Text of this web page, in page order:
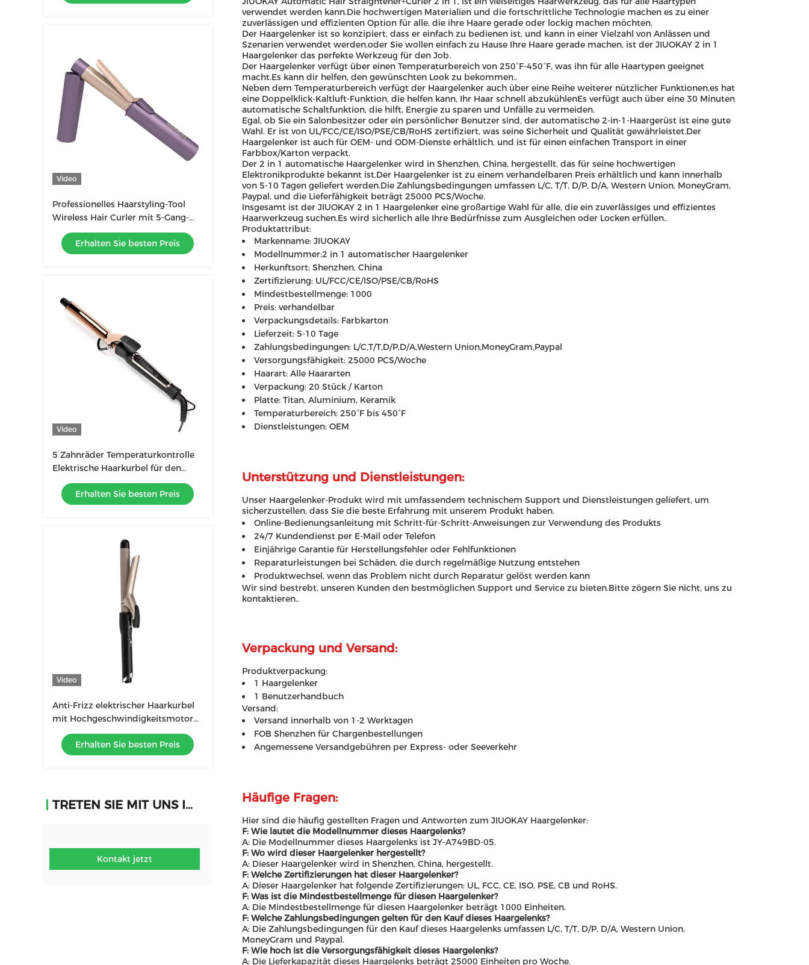
Video
Professionelles Haarstyling-Tool
Wireless Hair Curler mit 5-Gang-
Temperaturregelung
Erhalten Sie besten Preis
Video
5 Zahnräder Temperaturkontrolle
Elektrische Haarkurbel für den
Salon Stil Ernährtes Haar in
kürzester Zeit
Erhalten Sie besten Preis
Video
Anti-Frizz elektrischer Haarkurbel
mit Hochgeschwindigkeitsmotor
und Negativ-Ionen-Technologie
Erhalten Sie besten Preis
TRETEN SIE MIT UNS IN VERBINDUNG
Kontakt jetzt
verwendet werden kann.Die hochwertigen Materialien und die fortschrittliche Technologie machen es zu einer
zuverlässigen und effizienten Option für alle, die ihre Haare gerade oder lockig machen möchten.
Der Haargelenker ist so konzipiert, dass er einfach zu bedienen ist, und kann in einer Vielzahl von Anlässen und
Szenarien verwendet werden.oder Sie wollen einfach zu Hause Ihre Haare gerade machen, ist der JIUOKAY 2 in 1
Haargelenker das perfekte Werkzeug für den Job.
Der Haargelenker verfügt über einen Temperaturbereich von 250°F-450°F, was ihn für alle Haartypen geeignet
macht.Es kann dir helfen, den gewünschten Look zu bekommen..
Neben dem Temperaturbereich verfügt der Haargelenker auch über eine Reihe weiterer nützlicher Funktionen.es hat
eine Doppelklick-Kaltluft-Funktion, die helfen kann, Ihr Haar schnell abzukühlenEs verfügt auch über eine 30 Minuten
automatische Schaltfunktion, die hilft, Energie zu sparen und Unfälle zu vermeiden.
Egal, ob Sie ein Salonbesitzer oder ein persönlicher Benutzer sind, der automatische 2-in-1-Haargerüst ist eine gute
Wahl. Er ist von UL/FCC/CE/ISO/PSE/CB/RoHS zertifiziert, was seine Sicherheit und Qualität gewährleistet.Der
Haargelenker ist auch für OEM- und ODM-Dienste erhältlich, und ist für einen einfachen Transport in einer
Farbbox/Karton verpackt.
Der 2 in 1 automatische Haargelenker wird in Shenzhen, China, hergestellt, das für seine hochwertigen
Elektronikprodukte bekannt ist.Der Haargelenker ist zu einem verhandelbaren Preis erhältlich und kann innerhalb
von 5-10 Tagen geliefert werden.Die Zahlungsbedingungen umfassen L/C, T/T, D/P, D/A, Western Union, MoneyGram,
Paypal, und die Lieferfähigkeit beträgt 25000 PCS/Woche.
Insgesamt ist der JIUOKAY 2 in 1 Haargelenker eine großartige Wahl für alle, die ein zuverlässiges und effizientes
Haarwerkzeug suchen.Es wird sicherlich alle Ihre Bedürfnisse zum Ausgleichen oder Locken erfüllen..
Produktattribut:
Markenname: JIUOKAY
Modellnummer:2 in 1 automatischer Haargelenker
Herkunftsort: Shenzhen, China
Zertifizierung: UL/FCC/CE/ISO/PSE/CB/RoHS
Mindestbestellmenge: 1000
Preis: verhandelbar
Verpackungsdetails: Farbkarton
Lieferzeit: 5-10 Tage
Zahlungsbedingungen: L/C,T/T,D/P,D/A,Western Union,MoneyGram,Paypal
Versorgungsfähigkeit: 25000 PCS/Woche
Haarart: Alle Haararten
Verpackung: 20 Stück / Karton
Platte: Titan, Aluminium, Keramik
Temperaturbereich: 250°F bis 450°F
Dienstleistungen: OEM
Unterstützung und Dienstleistungen:
Unser Haargelenker-Produkt wird mit umfassendem technischem Support und Dienstleistungen geliefert, um
sicherzustellen, dass Sie die beste Erfahrung mit unserem Produkt haben.
Online-Bedienungsanleitung mit Schritt-für-Schritt-Anweisungen zur Verwendung des Produkts
24/7 Kundendienst per E-Mail oder Telefon
Einjährige Garantie für Herstellungsfehler oder Fehlfunktionen
Reparaturleistungen bei Schäden, die durch regelmäßige Nutzung entstehen
Produktwechsel, wenn das Problem nicht durch Reparatur gelöst werden kann
Wir sind bestrebt, unseren Kunden den bestmöglichen Support und Service zu bieten.Bitte zögern Sie nicht, uns zu
kontaktieren..
Verpackung und Versand:
Produktverpackung:
1 Haargelenker
1 Benutzerhandbuch
Versand:
Versand innerhalb von 1-2 Werktagen
FOB Shenzhen für Chargenbestellungen
Angemessene Versandgebühren per Express- oder Seeverkehr
Häufige Fragen:
Hier sind die häufig gestellten Fragen und Antworten zum JIUOKAY Haargelenker:
F: Wie lautet die Modellnummer dieses Haargelenks?
A: Die Modellnummer dieses Haargelenks ist JY-A749BD-05.
F: Wo wird dieser Haargelenker hergestellt?
A: Dieser Haargelenker wird in Shenzhen, China, hergestellt.
F: Welche Zertifizierungen hat dieser Haargelenker?
A: Dieser Haargelenker hat folgende Zertifizierungen: UL, FCC, CE, ISO, PSE, CB und RoHS.
F: Was ist die Mindestbestellmenge für diesen Haargelenker?
A: Die Mindestbestellmenge für diesen Haargelenker beträgt 1000 Einheiten.
F: Welche Zahlungsbedingungen gelten für den Kauf dieses Haargelenks?
A: Die Zahlungsbedingungen für den Kauf dieses Haargelenks umfassen L/C, T/T, D/P, D/A, Western Union,
MoneyGram und Paypal.
F: Wie hoch ist die Versorgungsfähigkeit dieses Haargelenks?
A: Die Lieferkapazität dieses Haargelenks beträgt 25000 Einheiten pro Woche.